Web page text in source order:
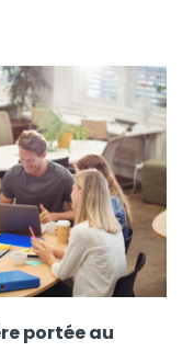
portée au